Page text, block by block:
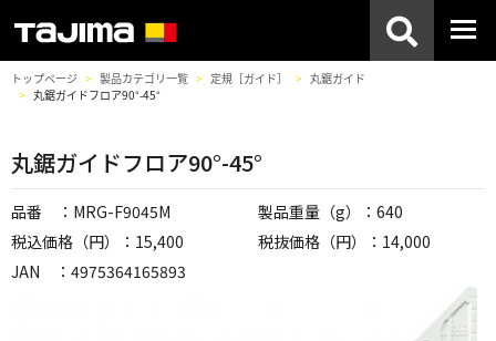
トップページ 製品カテゴリ一覧 定規［ガイド］
丸鋸ガイド
丸鋸ガイドフロア90°-45°
丸鋸ガイドフロア90°-45°
品番 ：MRG-F9045M
製品重量（g）：640
税込価格（円）：15,400
税抜価格（円）：14,000
JAN ：4975364165893